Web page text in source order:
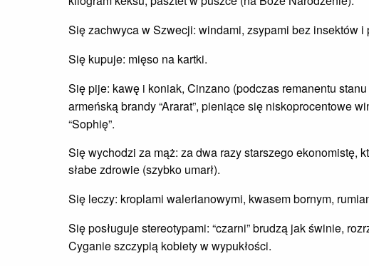
Się zachwyca w Szwecji: windami, zsypami bez insektów
Się kupuje: mięso na kartki.
Się pije: kawę i koniak, Cinzano (podczas remanentu
armeńską brandy “Ararat”, pieniące się niskoprocentowe
“Sophię”.
Się wychodzi za mąż: za dwa razy starszego ekonomistę,
słabe zdrowie (szybko umarł).
Się leczy: kroplami walerianowymi, kwasem bornym,
Się posługuje stereotypami: “czarni” brudzą jak świnie,
Cyganie szczypią kobiety w wypukłości.